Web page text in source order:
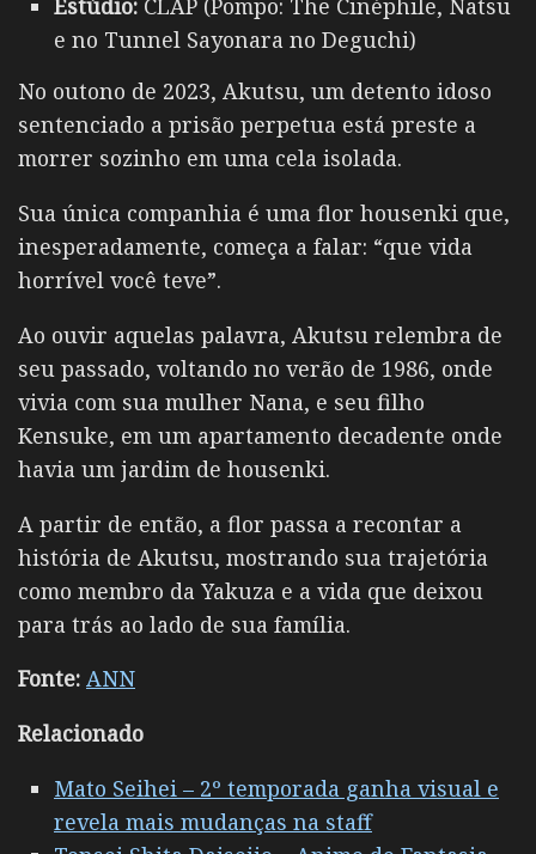
Estúdio: CLAP (Pompo: The Cinéphile, Natsu
e no Tunnel Sayonara no Deguchi)
No outono de 2023, Akutsu, um detento idoso
sentenciado a prisão perpetua está preste a
morrer sozinho em uma cela isolada.
Sua única companhia é uma flor housenki que,
inesperadamente, começa a falar: “que vida
horrível você teve”.
Ao ouvir aquelas palavra, Akutsu relembra de
seu passado, voltando no verão de 1986, onde
vivia com sua mulher Nana, e seu filho
Kensuke, em um apartamento decadente onde
havia um jardim de housenki.
A partir de então, a flor passa a recontar a
história de Akutsu, mostrando sua trajetória
como membro da Yakuza e a vida que deixou
para trás ao lado de sua família.
Fonte: ANN
Relacionado
Mato Seihei – 2º temporada ganha visual e
revela mais mudanças na staff